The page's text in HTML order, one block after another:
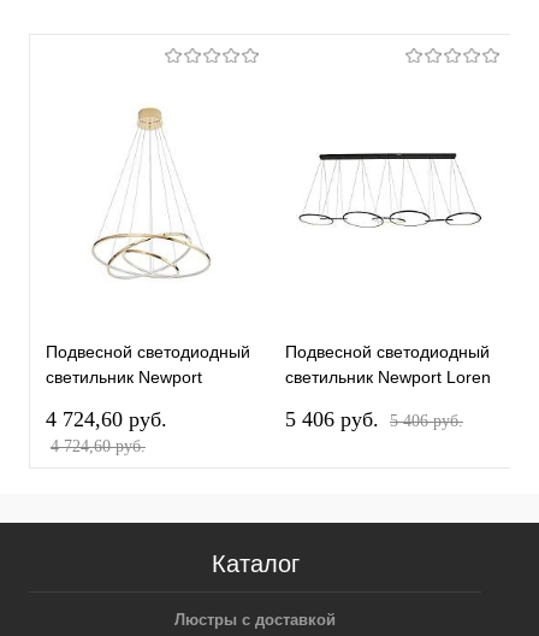
Подвесной светодиодный
светильник Newport
М0068824
4 724,60 pуб.
4 724,60 pуб.
Подвесной светодиодный
светильник Newport Loren
М0068990
5 406 pуб. 5 406 pуб.
Каталог
Люстры с доставкой